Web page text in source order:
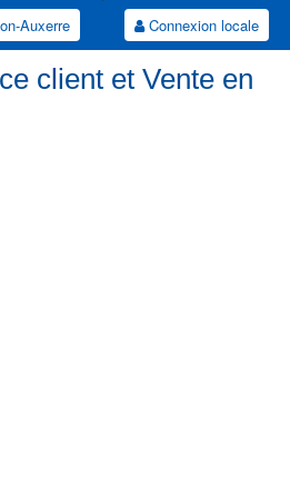
Auxerre Connexion locale
client et Vente en